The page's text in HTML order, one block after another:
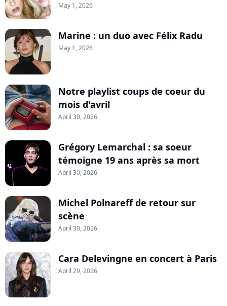
May 1, 2026
Marine : un duo avec Félix Radu
May 1, 2026
Notre playlist coups de coeur du
mois d'avril
April 30, 2026
Grégory Lemarchal : sa soeur
témoigne 19 ans après sa mort
April 30, 2026
Michel Polnareff de retour sur
scène
April 30, 2026
Cara Delevingne en concert à Paris
April 29, 2026